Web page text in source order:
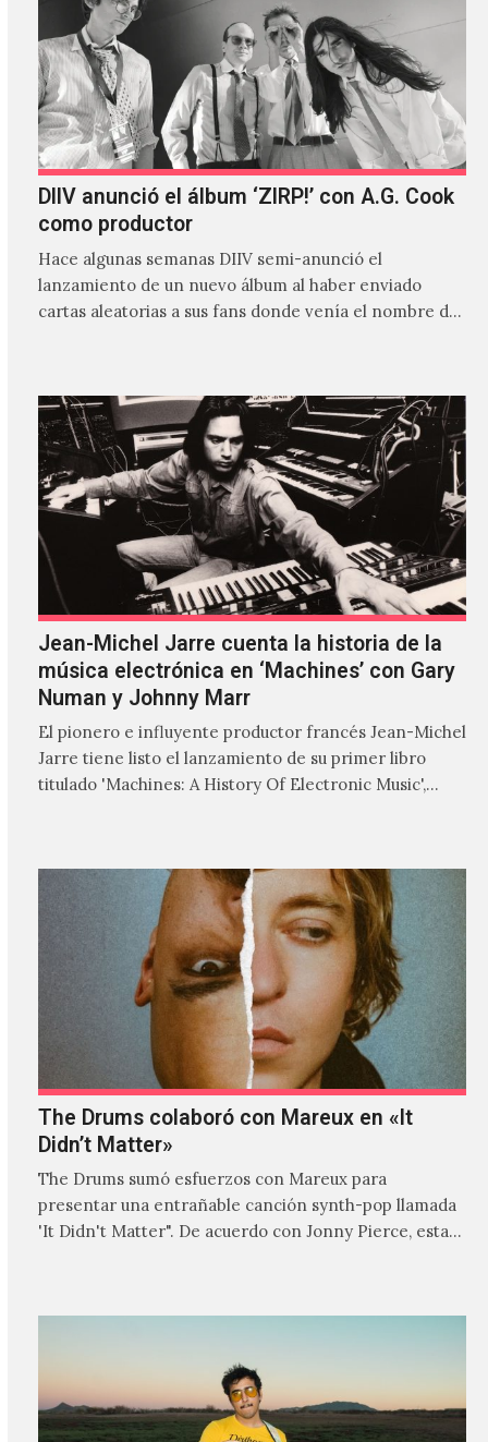
DIIV anunció el álbum ‘ZIRP!’ con A.G. Cook
como productor
Hace algunas semanas DIIV semi-anunció el
lanzamiento de un nuevo álbum al haber enviado
cartas aleatorias a sus fans donde venía el nombre de
Jean-Michel Jarre cuenta la historia de la
música electrónica en ‘Machines’ con Gary
Numan y Johnny Marr
El pionero e influyente productor francés Jean-Michel
Jarre tiene listo el lanzamiento de su primer libro
titulado 'Machines: A History Of Electronic Music',
The Drums colaboró con Mareux en «It
Didn’t Matter»
The Drums sumó esfuerzos con Mareux para
presentar una entrañable canción synth-pop llamada
'It Didn't Matter". De acuerdo con Jonny Pierce, esta